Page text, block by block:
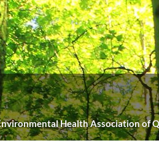
Health Association of